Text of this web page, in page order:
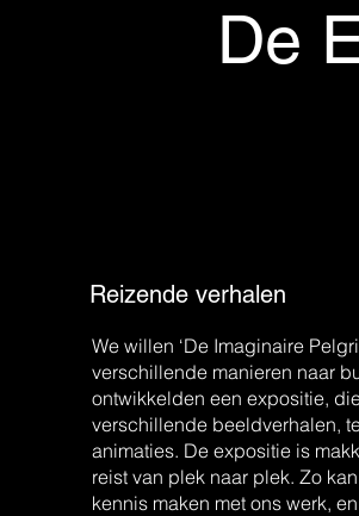
De
Reizende verhalen
We willen ‘De Imaginaire
verschillende manieren naar
ontwikkelden een expositie,
verschillende beeldverhalen,
animaties. De expositie is
reist van plek naar plek. Zo
kennis maken met ons werk,